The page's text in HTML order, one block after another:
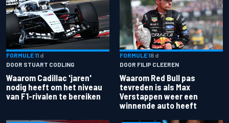
FORMULE 11 d
DOOR STUART CODLING
Waarom Cadillac 'jaren'
nodig heeft om het niveau
van F1-rivalen te bereiken
FORMULE 18 d
DOOR FILIP CLEEREN
Waarom Red Bull pas
tevreden is als Max
Verstappen weer een
winnende auto heeft